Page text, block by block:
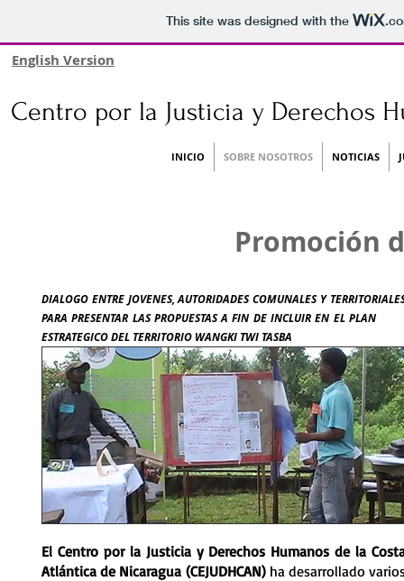
This site was designed with the
English Version
Centro por la Justicia y Derechos
INICIO SOBRE NOSOTROS NOTICIAS
angki Twi
El Centro por la Justicia y Derechos Humanos de la
Atlántica de Nicaragua (CEJUDHCAN)ha desarrollado
Promoción
DIALOGO ENTRE JOVENES, AUTORIDADES COMUNALES Y
PARA PRESENTAR LAS PROPUESTAS A FIN DE INCLUIR EN EL
ESTRATEGICO DEL TERRITORIO WANGKI TWI TASBA